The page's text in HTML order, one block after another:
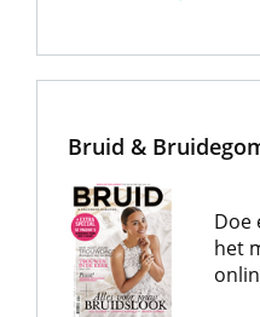
Bruid &
Doe
het